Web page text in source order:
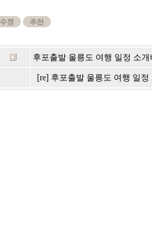
후포출발 울릉도 여행 일정 소
[re] 후포출발 울릉도 여행 일